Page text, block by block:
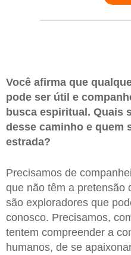
Você afirma que
pode ser útil e
busca espiritual. Quais
desse caminho e quem
estrada?
Precisamos de
que não têm a pretensão
são exploradores que
conosco. Precisamos,
tentem compreender a
humanos, de se